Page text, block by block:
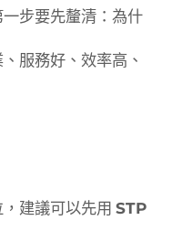
步要先釐清：為什
服務好、效率高、
建議可以先用 STP